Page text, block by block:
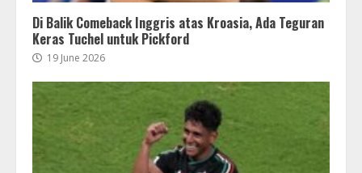
Di Balik Comeback Inggris atas Kroasia, Ada Teguran
Keras Tuchel untuk Pickford
19 June 2026